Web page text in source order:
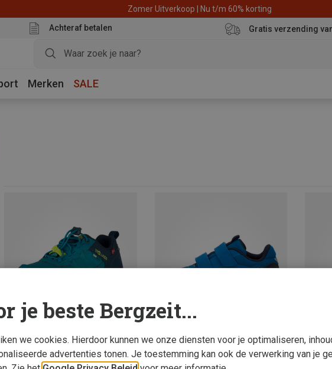
Zomer Uitverkoop | Nu t/m 60% korting
Achteraf betalen Gratis verzending
Merken SALE
je beste Bergzeit...
we cookies. Hierdoor kunnen we onze diensten voor je optimaliseren,
advertenties tonen. Je toestemming kan ook de verwerking van je